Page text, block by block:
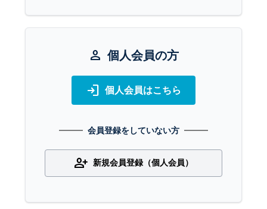
person 個人会員の方
login 個人会員はこちら
会員登録をしていない方
person_add 新規会員登録（個人会員）